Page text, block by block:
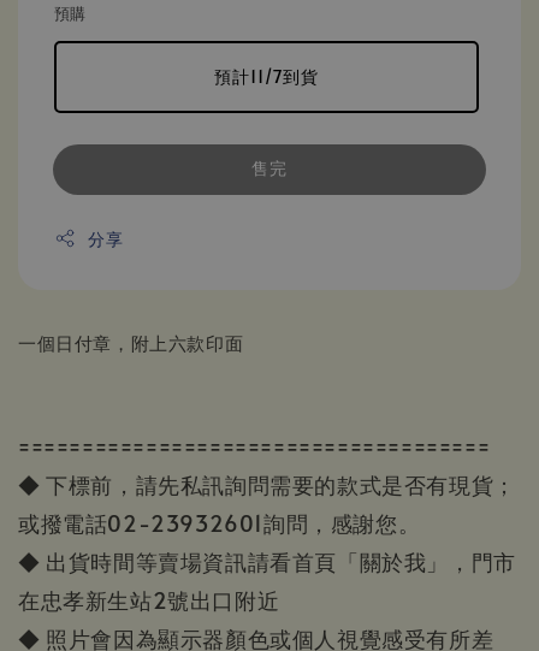
預購
預計11/7到貨
售完
分享
一個日付章，附上六款印面
=====================================
◆ 下標前，請先私訊詢問需要的款式是否有現貨；
或撥電話02-23932601詢問，感謝您。
◆ 出貨時間等賣場資訊請看首頁「關於我」，門市
在忠孝新生站2號出口附近
◆ 照片會因為顯示器顏色或個人視覺感受有所差